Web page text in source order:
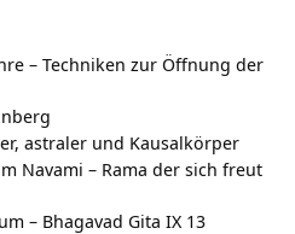
– Techniken zur Öffnung der
astraler und Kausalkörper
Navami – Rama der sich freut
– Bhagavad Gita IX 13